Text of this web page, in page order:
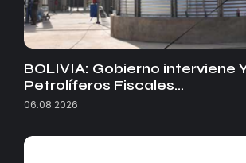
BOLIVIA: Gobierno interviene
Petrolíferos Fiscales…
06.08.2026